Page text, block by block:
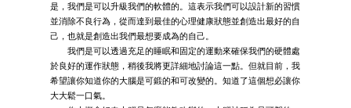
是，我們是可以升級我們的軟體的。這表示我們可以設計新的習慣
並消除不良行為，從而達到最佳的心理健康狀態並創造出最好的自
己，也就是創造出我們最想要成為的自己。
我們是可以透過充足的睡眠和固定的運動來確保我們的硬體處
於良好的運作狀態，稍後我將更詳細地討論這一點。但就目前，我
希望讓你知道你的大腦是可鍛的和可改變的。知道了這個想必讓你
大大鬆一口氣。